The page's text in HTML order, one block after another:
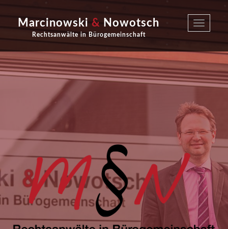
Toggle
Marcinowski & Nowotsch
Rechtsanwälte in Bürogemeinschaft